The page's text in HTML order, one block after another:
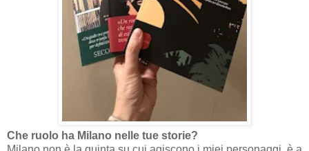
Che ruolo ha Milano nelle tue storie?